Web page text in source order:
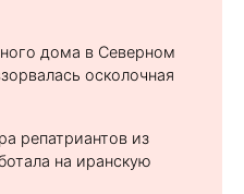
дома в Северном
осколочная
репатриантов из
на иранскую